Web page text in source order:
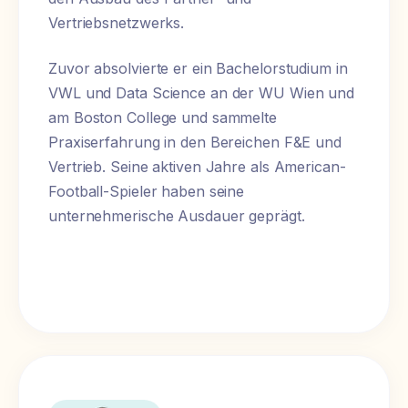
Vertriebsnetzwerks.
Zuvor absolvierte er ein Bachelorstudium in
VWL und Data Science an der WU Wien und
am Boston College und sammelte
Praxiserfahrung in den Bereichen F&E und
Vertrieb. Seine aktiven Jahre als American-
Football-Spieler haben seine
unternehmerische Ausdauer geprägt.